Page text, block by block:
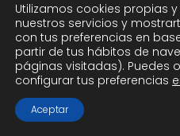
Rutina de
densidad
Utilizamos cookies propias
nuestros servicios y
con tus preferencias en
partir de tus hábitos de
páginas visitadas). Puedes
configurar tus preferencias
Aceptar